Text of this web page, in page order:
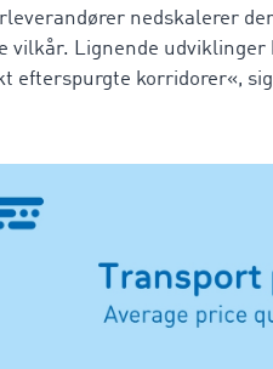
nedskalerer
vilkår. Lignende
efterspurgte korridorer«,